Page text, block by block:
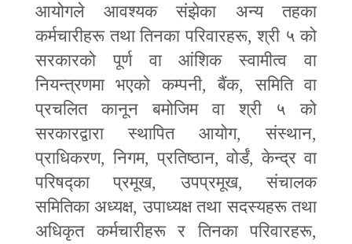
आयोगले आवश्यक संझेका अन्य तहका
कर्मचारीहरू तथा तिनका परिवारहरू,श्री ५ को
सरकारको पूर्ण वा आंशिक स्वामीत्व वा
नियन्त्रणमा भएको कम्पनी,बैंक,समिति वा
प्रचलित कानून बमोजिम वा श्री ५ को
सरकारद्वारा स्थापित आयोग,संस्थान,
प्राधिकरण,निगम,प्रतिष्ठान,वोर्डं,केन्द्र वा
परिषद्का प्रमूख,उपप्रमूख,संचालक
समितिका अध्यक्ष,उपाध्यक्ष तथा सदस्यहरू तथा
अधिकृत कर्मचारीहरू र तिनका परिवारहरू,